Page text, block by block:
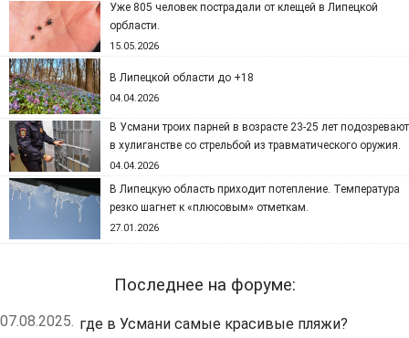
Уже 805 человек пострадали от клещей в Липецкой
орбласти.
15.05.2026
В Липецкой области до +18
04.04.2026
В Усмани троих парней в возрасте 23-25 лет подозревают
в хулиганстве со стрельбой из травматического оружия.
04.04.2026
В Липецкую область приходит потепление. Температура
резко шагнет к «плюсовым» отметкам.
27.01.2026
Последнее на форуме:
07.08.2025. где в Усмани самые красивые пляжи?